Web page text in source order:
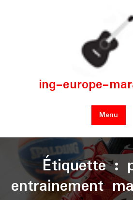
ing-europe-
Menu
Étiquette :
entrainement